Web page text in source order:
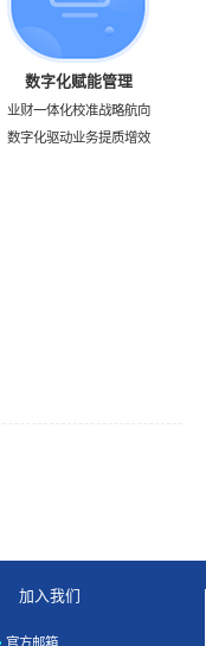
数字化赋能管理
业财一体化校准战略航向
数字化驱动业务提质增效
加入我们
官方邮箱